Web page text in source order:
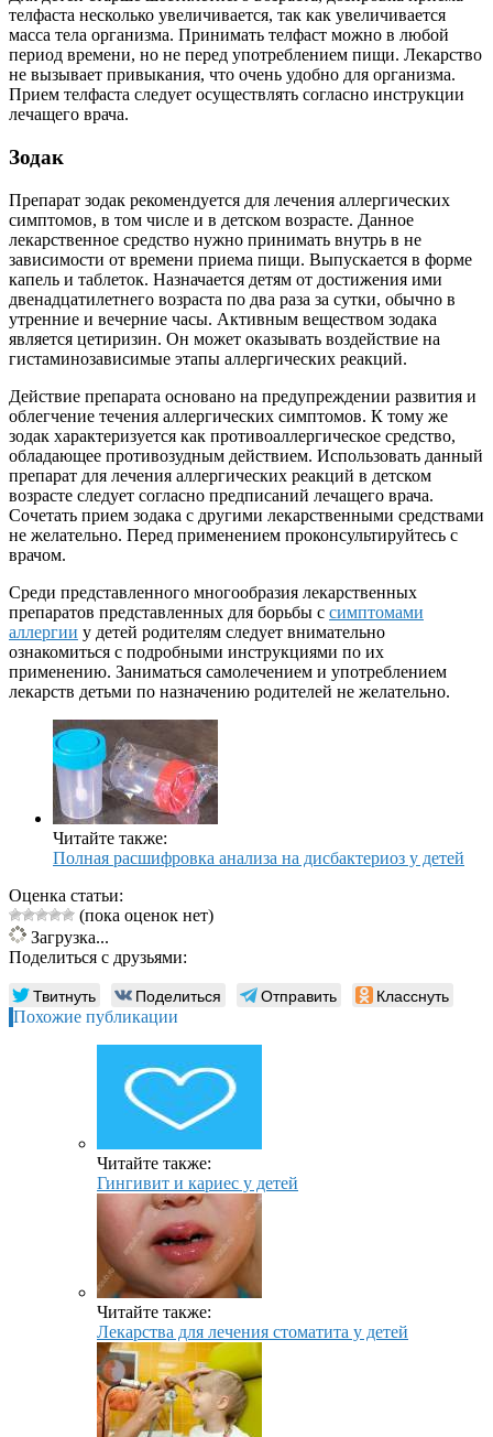
телфаста несколько увеличивается, так как увеличивается
масса тела организма. Принимать телфаст можно в любой
период времени, но не перед употреблением пищи. Лекарство
не вызывает привыкания, что очень удобно для организма.
Прием телфаста следует осуществлять согласно инструкции
лечащего врача.
Зодак
Препарат зодак рекомендуется для лечения аллергических
симптомов, в том числе и в детском возрасте. Данное
лекарственное средство нужно принимать внутрь в не
зависимости от времени приема пищи. Выпускается в форме
капель и таблеток. Назначается детям от достижения ими
двенадцатилетнего возраста по два раза за сутки, обычно в
утренние и вечерние часы. Активным веществом зодака
является цетиризин. Он может оказывать воздействие на
гистаминозависимые этапы аллергических реакций.
Действие препарата основано на предупреждении развития и
облегчение течения аллергических симптомов. К тому же
зодак характеризуется как противоаллергическое средство,
обладающее противозудным действием. Использовать данный
препарат для лечения аллергических реакций в детском
возрасте следует согласно предписаний лечащего врача.
Сочетать прием зодака с другими лекарственными средствами
не желательно. Перед применением проконсультируйтесь с
врачом.
Среди представленного многообразия лекарственных
препаратов представленных для борьбы с симптомами
аллергии у детей родителям следует внимательно
ознакомиться с подробными инструкциями по их
применению. Заниматься самолечением и употреблением
лекарств детьми по назначению родителей не желательно.
Читайте также:
Полная расшифровка анализа на дисбактериоз у детей
Оценка статьи:
(пока оценок нет)
Загрузка...
Поделиться с друзьями:
Твитнуть Поделиться Отправить Класснуть
Похожие публикации
Читайте также:
Гингивит и кариес у детей
Читайте также:
Лекарства для лечения стоматита у детей